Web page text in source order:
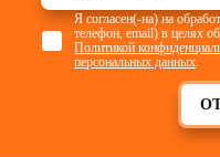
Я согласен(-на) на
телефон, email) в целях
Политикой
персональных данных